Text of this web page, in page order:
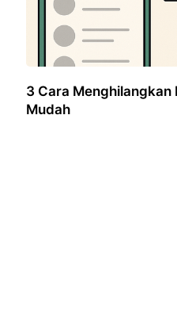
3 Cara Menghilangkan
Mudah